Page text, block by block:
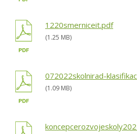
1220smerniceit.pdf
(1.25 MB)
072022skolnirad-
(1.09 MB)